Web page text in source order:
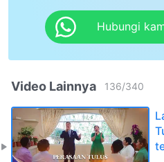
Hubungi
Video Lainnya 136/340